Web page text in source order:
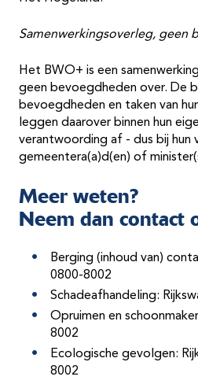
Samenwerkingsoverleg, geen
Het BWO+ is een
geen bevoegdheden over. De
bevoegdheden en taken van
leggen daarover binnen hun
verantwoording af - dus bij hun
gemeentera(a)d(en) of
Meer weten?
Neem dan contact
Berging (inhoud van)
0800-8002
Schadeafhandeling:
Opruimen en
8002
Ecologische gevolgen:
8002